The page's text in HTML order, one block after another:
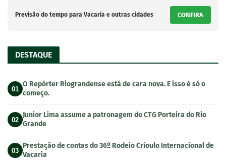
Previsão do tempo para Vacaria e outras cidades CONFIRA
DESTAQUE
01
O Repórter Riograndense está de cara nova. E isso é só o
começo.
02
Junior Lima assume a patronagem do CTG Porteira do Rio
Grande
03
Prestação de contas do 36º Rodeio Crioulo Internacional de
Vacaria